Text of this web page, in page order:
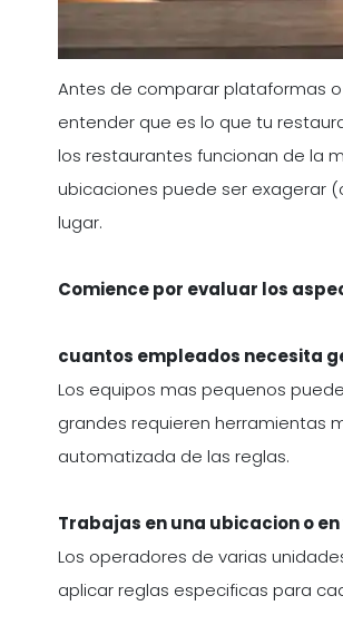
Antes de comparar plataformas
entender que es lo que tu
los restaurantes funcionan de la
ubicaciones puede ser exagerar
lugar.
Comience por evaluar los
cuantos empleados necesita
Los equipos mas pequenos
grandes requieren herramientas
automatizada de las reglas.
Trabajas en una ubicacion o
Los operadores de varias
aplicar reglas especificas para